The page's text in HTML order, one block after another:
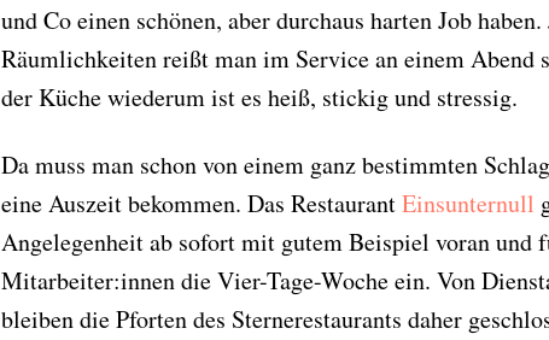
und Co einen schönen, aber durchaus harten Job
Räumlichkeiten reißt man im Service an einem Abend
der Küche wiederum ist es heiß, stickig und stressig.
Da muss man schon von einem ganz bestimmten
eine Auszeit bekommen. Das RestaurantEinsunternull
Angelegenheit ab sofort mit gutem Beispiel voran und
Mitarbeiter:innen die Vier-Tage-Woche ein. Von
bleiben die Pforten des Sternerestaurants daher